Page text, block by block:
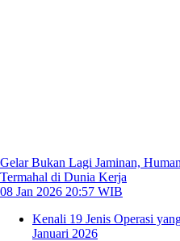
Gelar Bukan Lagi Jaminan,
Termahal di Dunia Kerja
08 Jan 2026 20:57 WIB
Kenali 19 Jenis Operasi
Januari 2026